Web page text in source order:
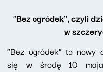
"Bez ogródek", czyli
w
"Bez ogródek" to nowy
się w środę 10